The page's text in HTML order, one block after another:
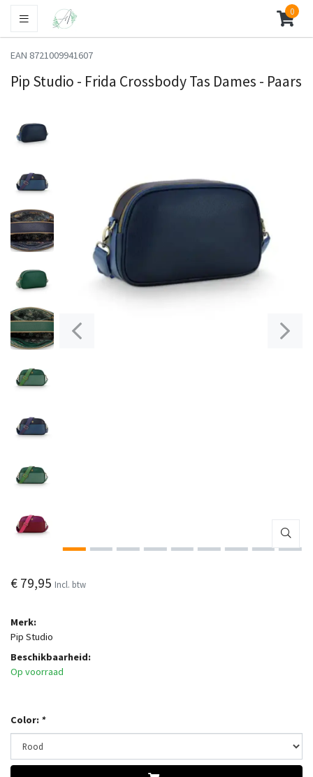
0
EAN 8721009941607
Pip Studio - Frida Crossbody Tas Dames - Paars
€ 79,95 Incl. btw
Merk:
Pip Studio
Beschikbaarheid:
Op voorraad
Color: *